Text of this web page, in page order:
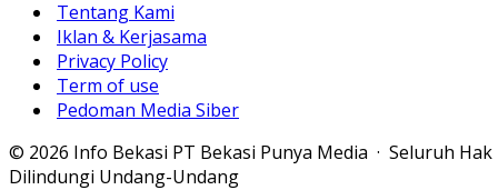
Tentang Kami
Iklan & Kerjasama
Privacy Policy
Term of use
Pedoman Media Siber
© 2026 Info Bekasi PT Bekasi Punya Media · Seluruh Hak
Dilindungi Undang-Undang